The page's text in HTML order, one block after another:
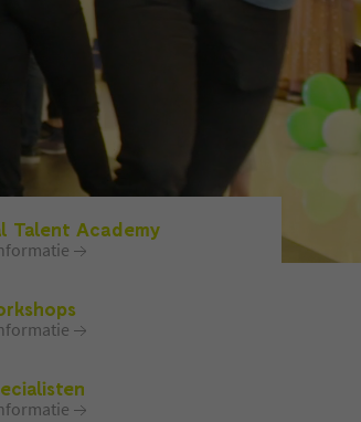
Talent Academy